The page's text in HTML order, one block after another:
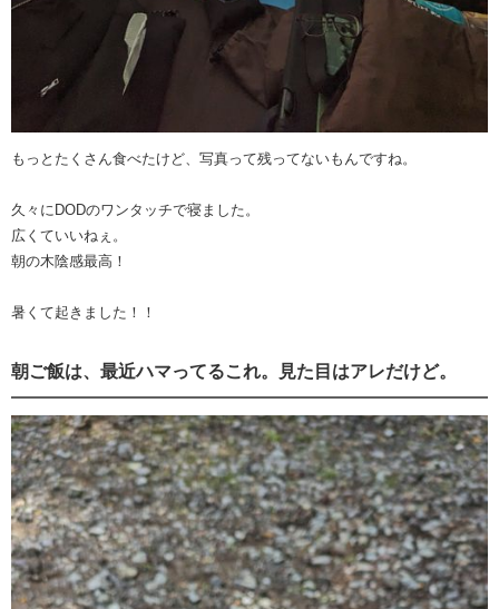
もっとたくさん食べたけど、写真って残ってないもんですね。
久々にDODのワンタッチで寝ました。
広くていいねぇ。
朝の木陰感最高！
暑くて起きました！！
朝ご飯は、最近ハマってるこれ。見た目はアレだけど。